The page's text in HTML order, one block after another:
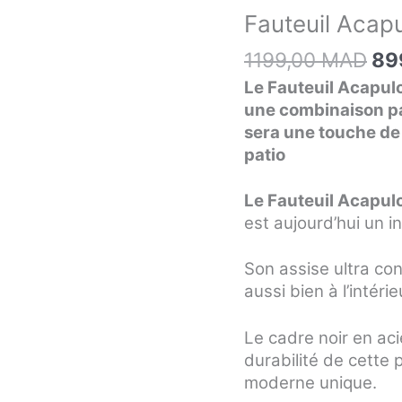
Fauteuil
1199,00MAD
Le Fauteuil
une combinaison
sera une touche
patio
Le Fauteuil
est aujourd’hui un
Son assise ultra
aussi bien à
Le cadre noir en
durabilité de cette
moderne unique.
Acapulco
Bascule
D-
1951